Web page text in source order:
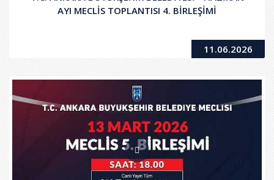
AYI MECLİS TOPLANTISI 4. BİRLEŞİMİ
11.06.2026